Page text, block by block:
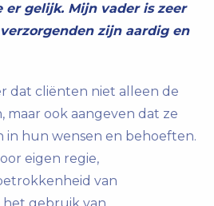
er gelijk. Mijn vader is zeer
zijn aardig en
dat cliënten niet alleen de
maar ook aangeven dat ze
in hun wensen en behoeften.
eigen regie,
van